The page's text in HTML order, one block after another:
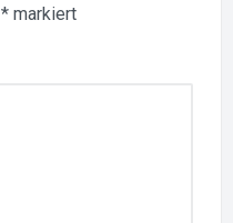
* markiert